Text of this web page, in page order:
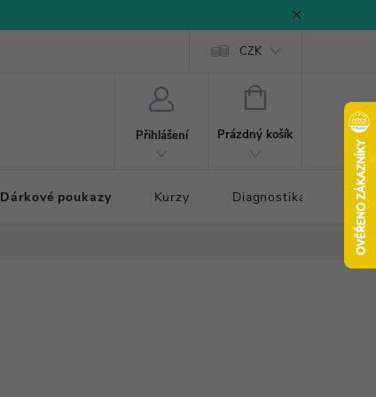
CZK
Přihlášení
NÁKUPNÍ
Prázdný košík
Dárkové poukazy Kurzy Diagnostika došlapu